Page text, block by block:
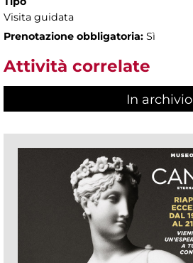
Visita guidata
Prenotazione obbligatoria: Sì
Attività correlate
In archivio